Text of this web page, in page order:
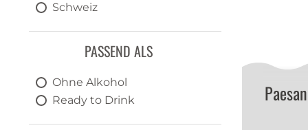
Schweiz
PASSEND ALS
Ohne Alkohol
Ready to Drink